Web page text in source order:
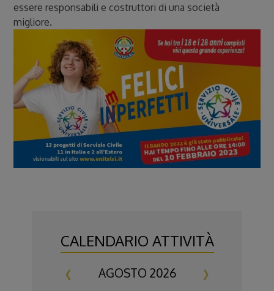
essere responsabili e costruttori di una società
migliore.
CALENDARIO ATTIVITÀ
AGOSTO 2026